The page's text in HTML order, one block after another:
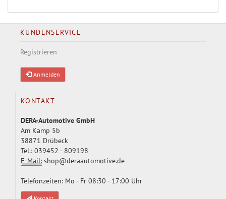
KUNDENSERVICE
Registrieren
Anmelden
KONTAKT
DERA-Automotive GmbH
Am Kamp 5b
38871 Drübeck
Tel.: 039452 - 809198
E-Mail: shop@deraautomotive.de
Telefonzeiten: Mo - Fr 08:30 - 17:00 Uhr